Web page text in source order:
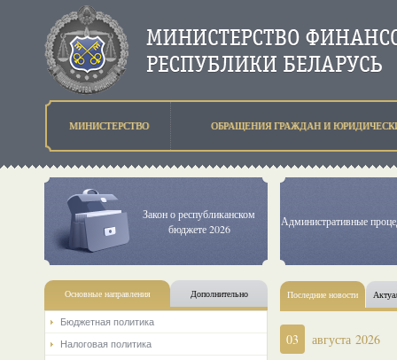
МИНИСТЕРСТВО ОБРАЩЕНИЯ ГРАЖДАН И
Закон о республиканском
бюджете 2026
Административные
Основные направления Дополнительно
Бюджетная политика
Налоговая политика
Последние новости
03 августа 2026